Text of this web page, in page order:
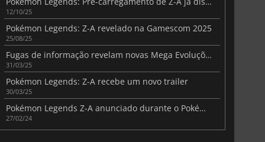
12/10/25
Pokémon Legends: Z-A revelado na Gamescom 2025
25/08/25
Fugas de informação revelam novas Mega Evoluções em Pokémon Legends: Z-A
31/03/25
Pokémon Legends: Z-A recebe um novo trailer
30/03/25
Pokémon Legends Z-A anunciado durante o Pokémon Presents
27/02/24